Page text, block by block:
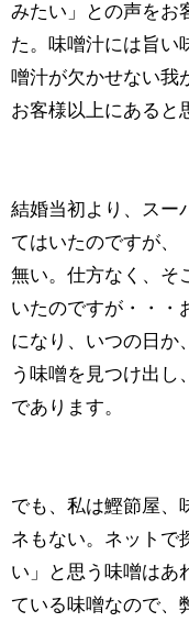
みたい」との声をお
た。味噌汁には旨い
噌汁が欠かせない我
お客様以上にあると
結婚当初より、スー
てはいたのですが、
無い。仕方なく、そ
いたのですが・・・
になり、いつの日か
う味噌を見つけ出し
であります。
でも、私は鰹節屋、
ネもない。ネットで
い」と思う味噌はあ
ている味噌なので、